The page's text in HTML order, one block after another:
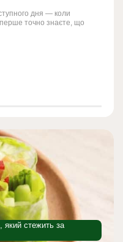
дня — коли
точно знаєте, що
який стежить за